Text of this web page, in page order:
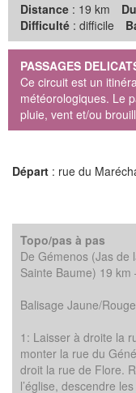
Distance : 19 km
Difficulté : difficile
PASSAGES
Ce circuit est un
météorologiques. Le
pluie, vent et/ou
Départ : rue du
Topo/pas à pas
De Gémenos (Jas de
Sainte Baume) 19 km
Balisage Jaune/Rouge
1: Laisser à droite la
monter la rue du
droit la rue de Flore.
l’église, descendre